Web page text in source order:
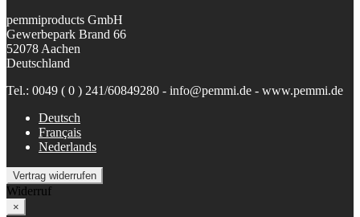
pemmiproducts GmbH
Gewerbepark Brand 66
52078 Aachen
Deutschland
Tel.: 0049 ( 0 ) 241/60849280 - info@pemmi.de - www.pemmi.de
Deutsch
Français
Nederlands
Vertrag widerrufen
Widerruf
×